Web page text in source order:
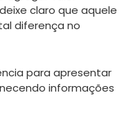
claro que aquele
diferença no
para apresentar
informações